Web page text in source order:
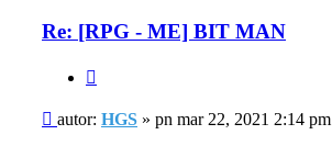
Re: [RPG - ME] BIT MAN
Post
autor: HGS » pn mar 22, 2021 2:14 pm